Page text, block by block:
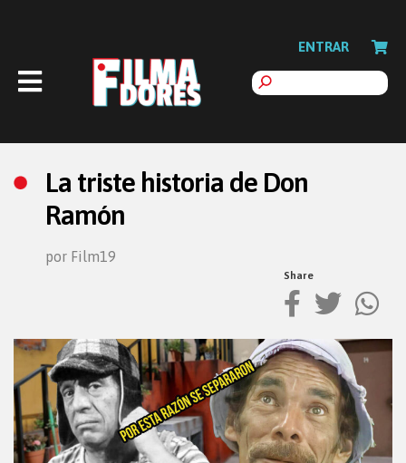
ENTRAR
La triste historia de Don
Ramón
por Film19
Share